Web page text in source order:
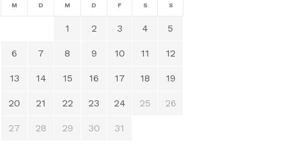
M D M D F S S
1 2 3 4 5
6 7 8 9 10 11 12
13 14 15 16 17 18 19
20 21 22 23 24 25 26
27 28 29 30 31